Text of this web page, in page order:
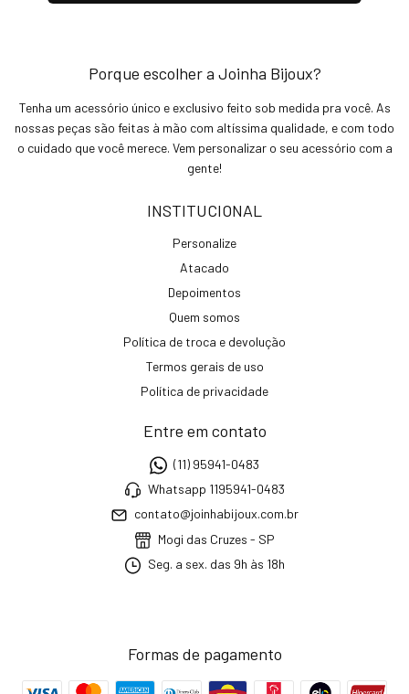
Porque escolher a Joinha Bijoux?
Tenha um acessório único e exclusivo feito sob medida pra você. As
nossas peças são feitas à mão com altíssima qualidade, e com todo
o cuidado que você merece. Vem personalizar o seu acessório com a
gente!
INSTITUCIONAL
Personalize
Atacado
Depoimentos
Quem somos
Política de troca e devolução
Termos gerais de uso
Política de privacidade
Entre em contato
(11) 95941-0483
Whatsapp 1195941-0483
contato@joinhabijoux.com.br
Mogi das Cruzes - SP
Seg. a sex. das 9h às 18h
Formas de pagamento